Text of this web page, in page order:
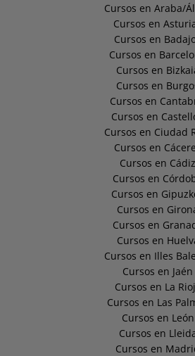
Cursos en Araba/
Cursos en
Cursos en
Cursos en
Cursos en
Cursos en
Cursos en
Cursos en
Cursos en Ciudad
Cursos en
Cursos en Cádiz
Cursos en
Cursos en
Cursos en
Cursos en
Cursos en
Cursos en Illes
Cursos en Jaén
Cursos en La
Cursos en Las
Cursos en León
Cursos en
Cursos en